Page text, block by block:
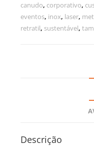
canudo, corporativo,
eventos, inox, laser,
retratil, sustentável,
Descrição